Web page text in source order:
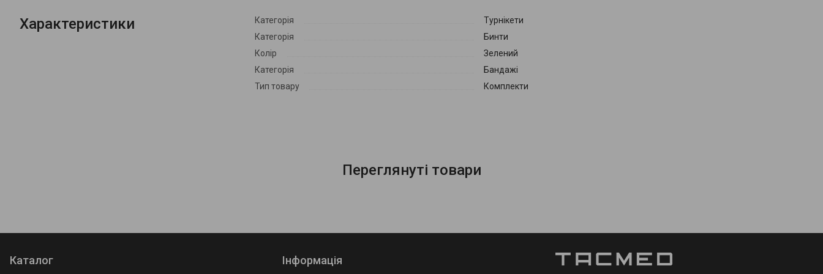
Характеристики Категорія
Турнікети
Категорія
Бинти
Колір
Зелений
Категорія
Бандажі
Тип товару
Комплекти
Переглянуті товари
Каталог Інформація